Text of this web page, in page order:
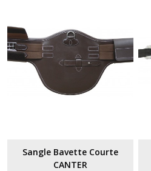
Sangle Bavette Courte
CANTER